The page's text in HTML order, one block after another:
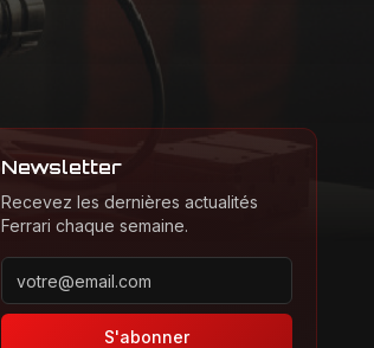
Newsletter
Recevez les dernières actualités
Ferrari chaque semaine.
Adresse email pour la newsletter
S'abonner